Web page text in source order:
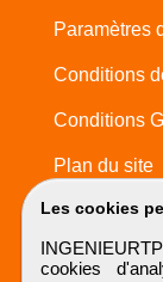
Les cookies
cookies
Paramètres
Conditions
Conditions
Plan du site